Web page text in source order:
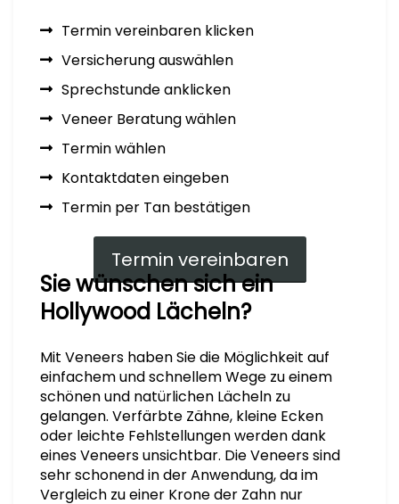
Termin vereinbaren klicken
Versicherung auswählen
Sprechstunde anklicken
Veneer Beratung wählen
Termin wählen
Kontaktdaten eingeben
Termin per Tan bestätigen
Termin vereinbaren
Sie wünschen sich ein
Hollywood Lächeln?
Mit Veneers haben Sie die Möglichkeit auf
einfachem und schnellem Wege zu einem
schönen und natürlichen Lächeln zu
gelangen. Verfärbte Zähne, kleine Ecken
oder leichte Fehlstellungen werden dank
eines Veneers unsichtbar. Die Veneers sind
sehr schonend in der Anwendung, da im
Vergleich zu einer Krone der Zahn nur